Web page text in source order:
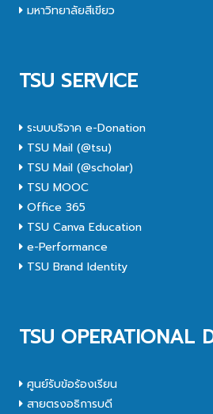
มหาวิทยาลัยสีเขียว
TSU SERVICE
ระบบบริจาค e-Donation
TSU Mail (@tsu)
TSU Mail (@scholar)
TSU MOOC
Office 365
TSU Canva Education
e-Performance
TSU Brand Identity
TSU OPERATIONAL
ศูนย์รับข้อร้องเรียน
สายตรงอธิการบดี